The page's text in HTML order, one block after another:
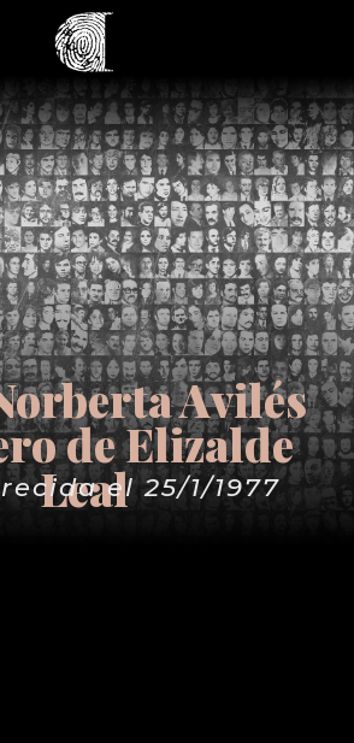
Avilés
de Elizalde
Lealel 25/1/1977